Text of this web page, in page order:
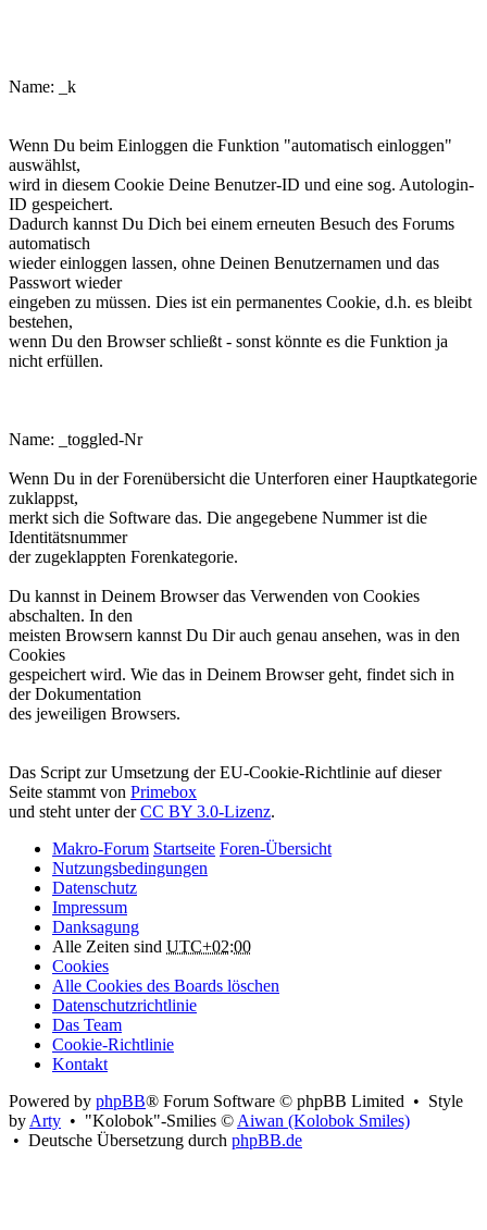
Name: _k
Wenn Du beim Einloggen die Funktion "automatisch einloggen"
auswählst,
wird in diesem Cookie Deine Benutzer-ID und eine sog. Autologin-
ID gespeichert.
Dadurch kannst Du Dich bei einem erneuten Besuch des Forums
automatisch
wieder einloggen lassen, ohne Deinen Benutzernamen und das
Passwort wieder
eingeben zu müssen. Dies ist ein permanentes Cookie, d.h. es bleibt
bestehen,
wenn Du den Browser schließt - sonst könnte es die Funktion ja
nicht erfüllen.
Name: _toggled-Nr
Wenn Du in der Forenübersicht die Unterforen einer Hauptkategorie
zuklappst,
merkt sich die Software das. Die angegebene Nummer ist die
Identitätsnummer
der zugeklappten Forenkategorie.
Du kannst in Deinem Browser das Verwenden von Cookies
abschalten. In den
meisten Browsern kannst Du Dir auch genau ansehen, was in den
Cookies
gespeichert wird. Wie das in Deinem Browser geht, findet sich in
der Dokumentation
des jeweiligen Browsers.
Das Script zur Umsetzung der EU-Cookie-Richtlinie auf dieser
Seite stammt von Primebox
und steht unter derCC BY 3.0-Lizenz.
Makro-Forum Startseite Foren-Übersicht
Nutzungsbedingungen
Datenschutz
Impressum
Danksagung
Alle Zeiten sind UTC+02:00
Cookies
Alle Cookies des Boards löschen
Datenschutzrichtlinie
Das Team
Cookie-Richtlinie
Kontakt
Powered by phpBB® Forum Software © phpBB Limited • Style
byArty • "Kolobok"-Smilies ©Aiwan (Kolobok Smiles)
• Deutsche Übersetzung durch phpBB.de